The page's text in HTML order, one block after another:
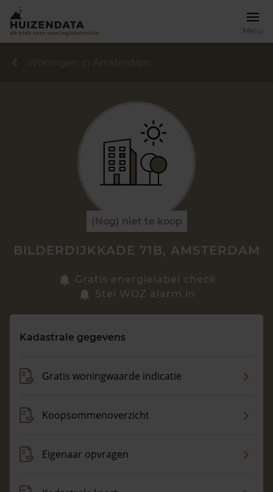
Menu
Zoek een woning
Maandag t/m vrijdag - 08:00 -18:00
Woningen in Amsterdam
(Nog) niet te koop
BILDERDIJKKADE 71B, AMSTERDAM
Gratis energielabel check
Stel WOZ alarm in
Kadastrale gegevens
Gratis woningwaarde indicatie
Koopsommenoverzicht
Eigenaar opvragen